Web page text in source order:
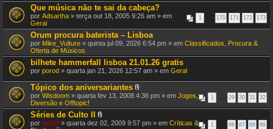
Que música não te sai da cabeça?
1 170 171 172 173
por Adsartha » terça out 18, 2005 9:26 am » em
Geral
Orum procura baterista – Lisboa
por Mike_Vulture » quinta jul 09, 2026 6:54 pm » em Classificados, Procura &
Oferta de Músicos
bilhete hammerfall lisboa 21.01.26 gratis
por porod » quarta jan 21, 2026 12:57 am » em Geral
Tópico dos aniversariantes
A
e
o
1 29 30 31 32
por Wisdoom » quarta fev 13, 2008 4:36 pm » em Jogos,
Diversão e Offtopic!
Séries de Culto II
A
1 86 87 88 89
por raxx7 » quarta dez 02, 2009 9:57 pm » em Críticas &